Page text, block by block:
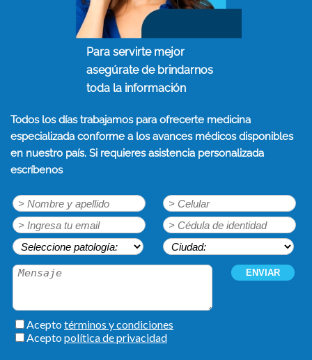
Para servirte mejor
asegúrate de brindarnos
toda la información
Todos los días trabajamos para ofrecerte medicina
especializada conforme a los avances médicos disponibles
en nuestro país. Si requieres asistencia personalizada
escríbenos